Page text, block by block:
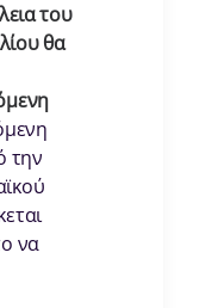
του
θα
την
να